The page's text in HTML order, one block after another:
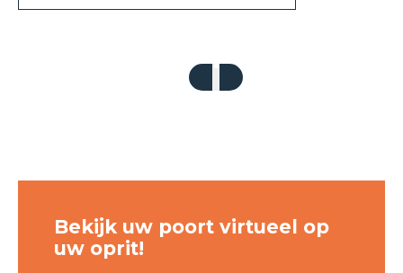
Bekijk uw poort virtueel op
uw oprit!